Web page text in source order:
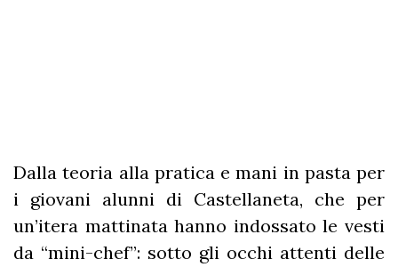
Dalla teoria alla pratica e mani in pasta per
i giovani alunni di Castellaneta, che per
un’itera mattinata hanno indossato le vesti
da “mini-chef”: sotto gli occhi attenti delle